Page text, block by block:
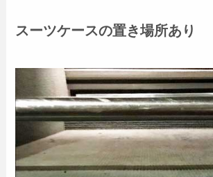
スーツケースの置き場所あり